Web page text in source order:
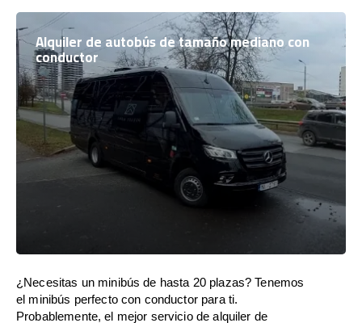
Alquiler de autobús de tamaño mediano con
conductor
¿Necesitas un minibús de hasta 20 plazas? Tenemos
el minibús perfecto con conductor para ti.
Probablemente, el mejor servicio de alquiler de